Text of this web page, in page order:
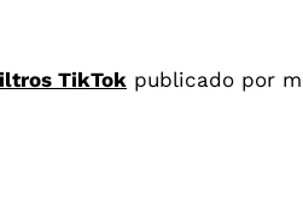
TikTok publicado por